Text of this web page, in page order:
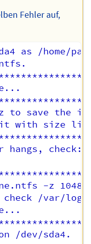
Fehler auf,
as /home/
to save the
with size limit
check:
-z
/var/
/dev/sda4.